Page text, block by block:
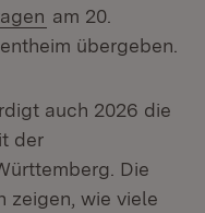
(Öffnet in neuem
am 20.
übergeben.
auch 2026 die
der
Die
zeigen, wie viele